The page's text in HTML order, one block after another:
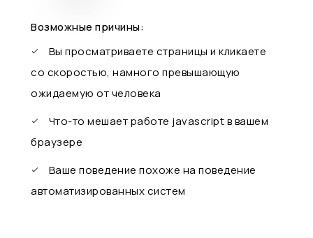
Возможные причины:
Вы просматриваете страницы и кликаете
со скоростью, намного превышающую
ожидаемую от человека
Что-то мешает работе javascript в вашем
браузере
Ваше поведение похоже на поведение
автоматизированных систем